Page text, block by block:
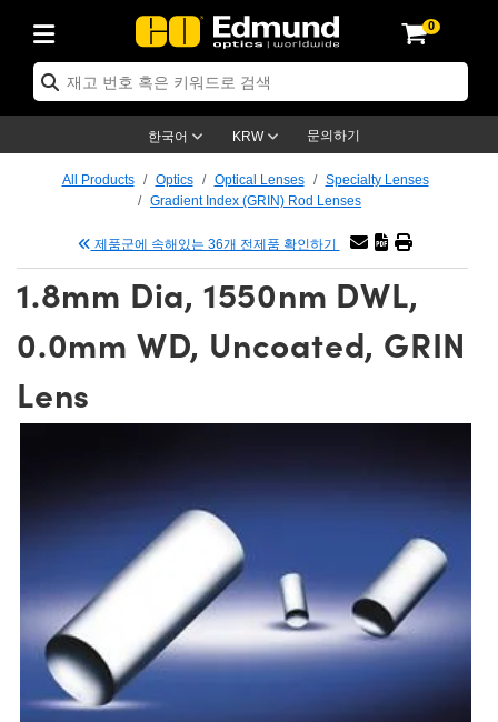
0
한국어 KRW 문의하기
Electronics
Lenses
Optomechanics
All Products Optics Optical Lenses
Specialty Lenses
Gradient Index (GRIN) Rod Lenses
제품군에 속해있는 36개 전제품 확인하기
1.8mm Dia, 1550nm DWL,
0.0mm WD, Uncoated, GRIN
Lens